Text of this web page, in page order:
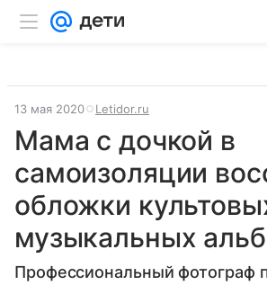
13 мая 2020 Letidor.ru
Мама с дочкой в
самоизоляции
обложки
музыкальных
Профессиональный фотограф